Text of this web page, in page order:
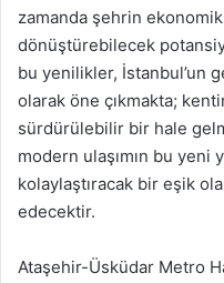
zamanda şehrin ekonomik
dönüştürebilecek
bu yenilikler, İstanbul’un
olarak öne çıkmakta;
sürdürülebilir bir hale
modern ulaşımın bu yeni
kolaylaştıracak bir eşik
edecektir.
Ataşehir-Üsküdar Metro